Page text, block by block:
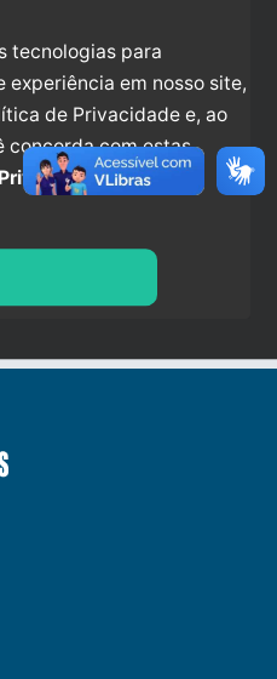
tecnologias para
experiência em nosso site,
de Privacidade e, ao
concorda com estas